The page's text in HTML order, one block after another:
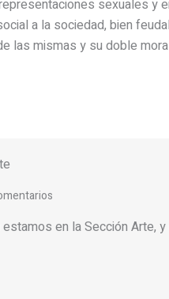
sexuales y
a la sociedad, bien
las mismas y su doble
en la Sección Arte,